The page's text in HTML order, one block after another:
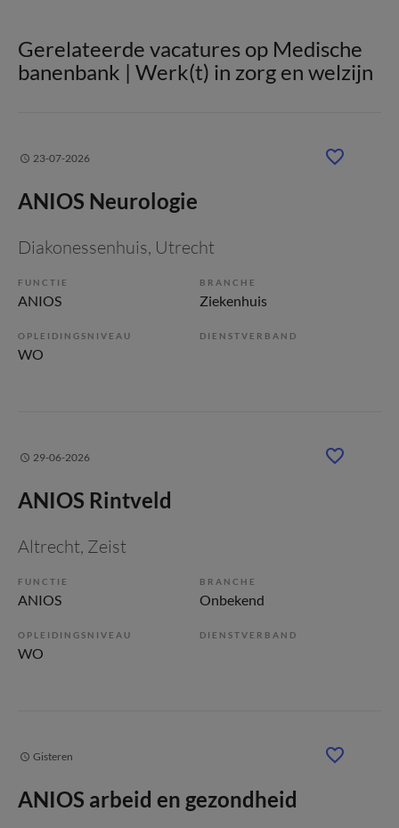
Gerelateerde vacatures op Medische
banenbank | Werk(t) in zorg en welzijn
23-07-2026
ANIOS Neurologie
Diakonessenhuis, Utrecht
FUNCTIE
ANIOS
BRANCHE
Ziekenhuis
OPLEIDINGSNIVEAU
WO
DIENSTVERBAND
29-06-2026
ANIOS Rintveld
Altrecht, Zeist
FUNCTIE
ANIOS
BRANCHE
Onbekend
OPLEIDINGSNIVEAU
WO
DIENSTVERBAND
Gisteren
ANIOS arbeid en gezondheid